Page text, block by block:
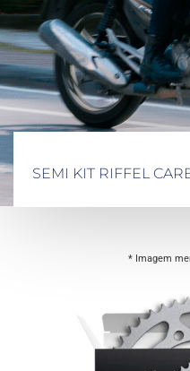
SEMI KIT RIFFEL
* Imagem